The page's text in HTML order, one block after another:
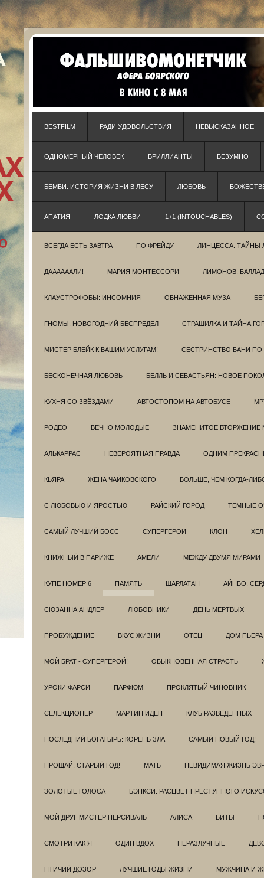
BESTFILM РАДИ УДОВОЛЬСТВИЯ НЕВЫСКАЗАННОЕ
ОДНОМЕРНЫЙ ЧЕЛОВЕК БРИЛЛИАНТЫ БЕЗУМНО
БЕМБИ. ИСТОРИЯ ЖИЗНИ В ЛЕСУ ЛЮБОВЬ
АПАТИЯ ЛОДКА ЛЮБВИ 1+1 (INTOUCHABLES)
ВСЕГДА ЕСТЬ ЗАВТРА ПО ФРЕЙДУ ЛИНЦЕССА. ТАЙНЫ
ДААААААЛИ! МАРИЯ МОНТЕССОРИ ЛИМОНОВ.
КЛАУСТРОФОБЫ: ИНСОМНИЯ ОБНАЖЕННАЯ МУЗА
ГНОМЫ. НОВОГОДНИЙ БЕСПРЕДЕЛ СТРАШИЛКА И ТАЙНА
МИСТЕР БЛЕЙК К ВАШИМ УСЛУГАМ! СЕСТРИНСТВО БАНИ
БЕСКОНЕЧНАЯ ЛЮБОВЬ БЕЛЛЬ И СЕБАСТЬЯН: НОВОЕ
КУХНЯ СО ЗВЁЗДАМИ АВТОСТОПОМ НА АВТОБУСЕ
РОДЕО ВЕЧНО МОЛОДЫЕ ЗНАМЕНИТОЕ ВТОРЖЕНИЕ
АЛЬКАРРАС НЕВЕРОЯТНАЯ ПРАВДА ОДНИМ
КЬЯРА ЖЕНА ЧАЙКОВСКОГО БОЛЬШЕ, ЧЕМ КОГДА-
С ЛЮБОВЬЮ И ЯРОСТЬЮ РАЙСКИЙ ГОРОД ТЁМНЫЕ
САМЫЙ ЛУЧШИЙ БОСС СУПЕРГЕРОИ КЛОН
КНИЖНЫЙ В ПАРИЖЕ АМЕЛИ МЕЖДУ ДВУМЯ МИРАМИ
КУПЕ НОМЕР 6 ПАМЯТЬ ШАРЛАТАН АЙНБО.
СЮЗАННА АНДЛЕР ЛЮБОВНИКИ ДЕНЬ МЁРТВЫХ
ПРОБУЖДЕНИЕ ВКУС ЖИЗНИ ОТЕЦ ДОМ ПЬЕРА
МОЙ БРАТ - СУПЕРГЕРОЙ! ОБЫКНОВЕННАЯ СТРАСТЬ
УРОКИ ФАРСИ ПАРФЮМ ПРОКЛЯТЫЙ ЧИНОВНИК
СЕЛЕКЦИОНЕР МАРТИН ИДЕН КЛУБ РАЗВЕДEННЫХ
ПОСЛЕДНИЙ БОГАТЫРЬ: КОРЕНЬ ЗЛА САМЫЙ НОВЫЙ ГОД!
ПРОЩАЙ, СТАРЫЙ ГОД! МАТЬ НЕВИДИМАЯ ЖИЗНЬ
ЗОЛОТЫЕ ГОЛОСА БЭНКСИ. РАСЦВЕТ ПРЕСТУПНОГО
МОЙ ДРУГ МИСТЕР ПЕРСИВАЛЬ АЛИСА БИТЫ
СМОТРИ КАК Я ОДИН ВДОХ НЕРАЗЛУЧНЫЕ
ПТИЧИЙ ДОЗОР ЛУЧШИЕ ГОДЫ ЖИЗНИ МУЖЧИНА И